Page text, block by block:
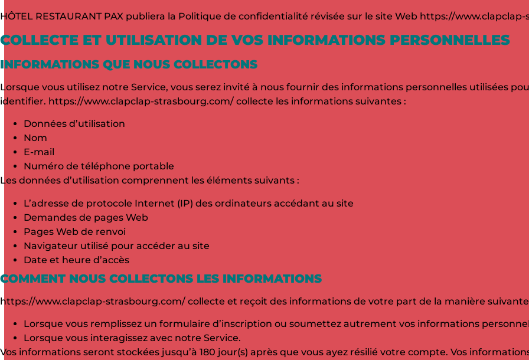
HÔTEL RESTAURANT PAX publiera la Politique de confidentialité révisée sur le site Web https://
COLLECTE ET UTILISATION DE VOS INFORMATIONS PERSONNELLES
INFORMATIONS QUE NOUS COLLECTONS
Lorsque vous utilisez notre Service, vous serez invité à nous fournir des informations personnelles utilisées
identifier. https://www.clapclap-strasbourg.com/ collecte les informations suivantes :
Données d’utilisation
Nom
E-mail
Numéro de téléphone portable
Les données d’utilisation comprennent les éléments suivants :
L’adresse de protocole Internet (IP) des ordinateurs accédant au site
Demandes de pages Web
Pages Web de renvoi
Navigateur utilisé pour accéder au site
Date et heure d’accès
COMMENT NOUS COLLECTONS LES INFORMATIONS
https://www.clapclap-strasbourg.com/ collecte et reçoit des informations de votre part de la manière
Lorsque vous remplissez un formulaire d’inscription ou soumettez autrement vos informations
Lorsque vous interagissez avec notre Service.
Vos informations seront stockées jusqu’à 180 jour(s) après que vous ayez résilié votre compte. Vos